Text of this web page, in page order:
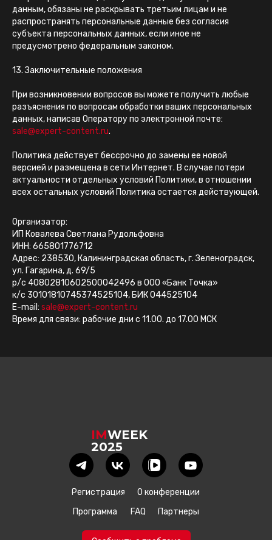
данным, обязаны не раскрывать третьим лицам и не
распространять персональные данные без согласия
субъекта персональных данных, если иное не
предусмотрено федеральным законом.
13. Заключительные положения
При возникновении вопросов вы можете получить любые
разъяснения по вопросам обработки ваших персональных
данных, написав Оператору по электронной почте:
sale@expert-content.ru.
Политика действует бессрочно до замены ее новой
версией и размещена в сети Интернет. В случае потери
актуальности отдельных условий Политики, в отношении
всех остальных условий Политика остается действующей.
Организатор:
ИП Ковалева Светлана Рудольфовна
ИНН: 665801776712
Адрес: 238530, Калининградская область, г. Зеленоградск,
ул. Гагарина, д. 69/5
р/с 40802810602500042496 в ООО «Банк Точка»
к/с 30101810745374525104, БИК 044525104
E-mail: sale@expert-content.ru
Время для связи: рабочие дни с 11.00. до 17.00 МСК
IMWEEK
2025
Партнеры
FAQ
О конференции
Регистрация
Программа
Ковалёва, эксперт по экспертному контенту:услуги,блог по экспертному